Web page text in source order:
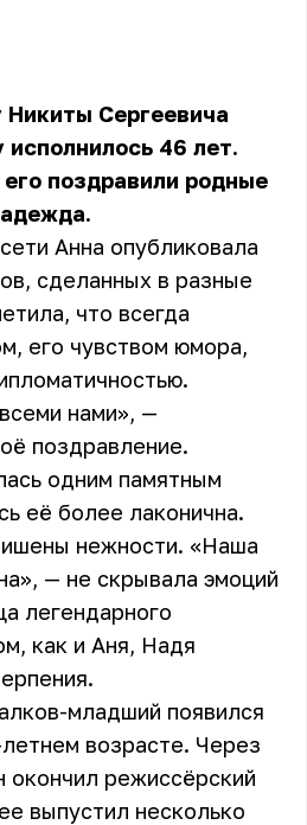
Сергеевича
46 лет.
поздравили родные
Анна опубликовала
сделанных в разные
что всегда
его чувством юмора,
нами», —
поздравление.
одним памятным
её более лаконична.
нежности. «Наша
— не скрывала эмоций
легендарного
как и Аня, Надя
младший появился
возрасте. Через
окончил режиссёрский
выпустил несколько